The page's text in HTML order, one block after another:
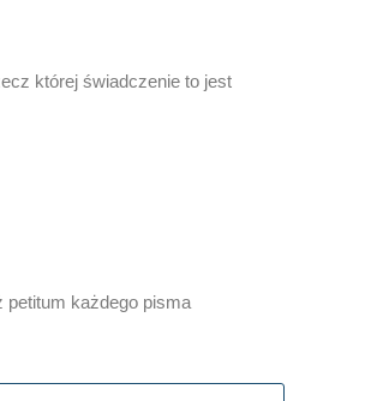
której świadczenie to jest
petitum każdego pisma